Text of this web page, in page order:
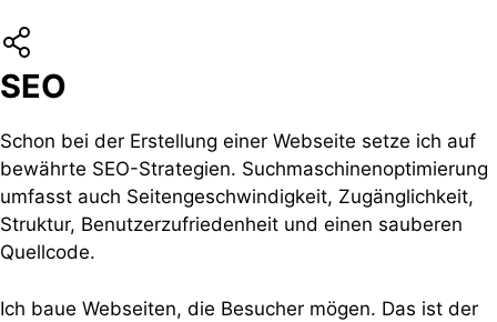
SEO
Schon bei der Erstellung einer Webseite setze ich auf
bewährte SEO-Strategien. Suchmaschinenoptimierung
umfasst auch Seitengeschwindigkeit, Zugänglichkeit,
Struktur, Benutzerzufriedenheit und einen sauberen
Quellcode.
Ich baue Webseiten, die Besucher mögen. Das ist der